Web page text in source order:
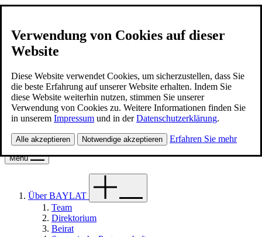
Verwendung von Cookies auf dieser
Website
Diese Website verwendet Cookies, um sicherzustellen, dass Sie
die beste Erfahrung auf unserer Website erhalten. Indem Sie
diese Website weiterhin nutzen, stimmen Sie unserer
Verwendung von Cookies zu. Weitere Informationen finden Sie
in unserem Impressum und in derDatenschutzerklärung.
Alle akzeptieren Notwendige akzeptieren Erfahren Sie mehr
Kontakt
Deutsch
Suche
Suche
Menü
Über BAYLAT
Team
Direktorium
Beirat